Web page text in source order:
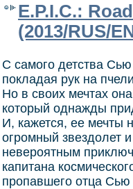
E.P.I.С.:
(2013/RUS/
С самого детства
покладая рук на
Но в своих мечтах
который однажды
И, кажется, ее мечты
огромный звездолет
невероятным
капитана
пропавшего отца Сью